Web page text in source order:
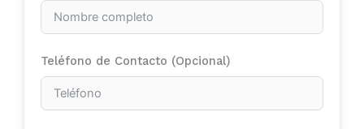
Teléfono de Contacto (Opcional)